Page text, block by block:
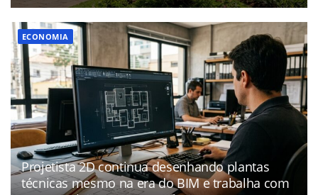
ECONOMIA
Projetista 2D continua desenhando plantas
técnicas mesmo na era do BIM e trabalha com